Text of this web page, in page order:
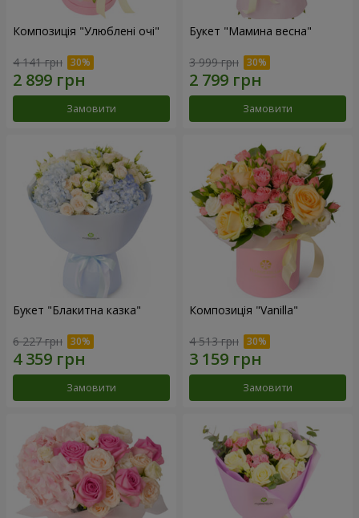
Композиція "Улюблені очі"
4 141 грн
Замовити
Букет "Мамина весна"
3 999 грн
Замовити
Букет "Блакитна казка"
6 227 грн
Замовити
Композиція "Vanilla"
4 513 грн
Замовити